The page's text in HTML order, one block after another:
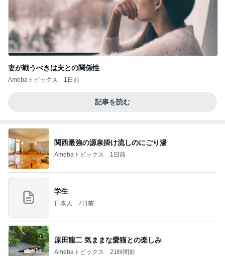
妻が戦うべきは夫との関係性
Amebaトピックス 1日前
記事を読む
関西最強の源泉掛け流しのにごり湯
Amebaトピックス 1日前
学生
日本人 7日前
原田龍二 気ままな愛猫との楽しみ
Amebaトピックス 21時間前